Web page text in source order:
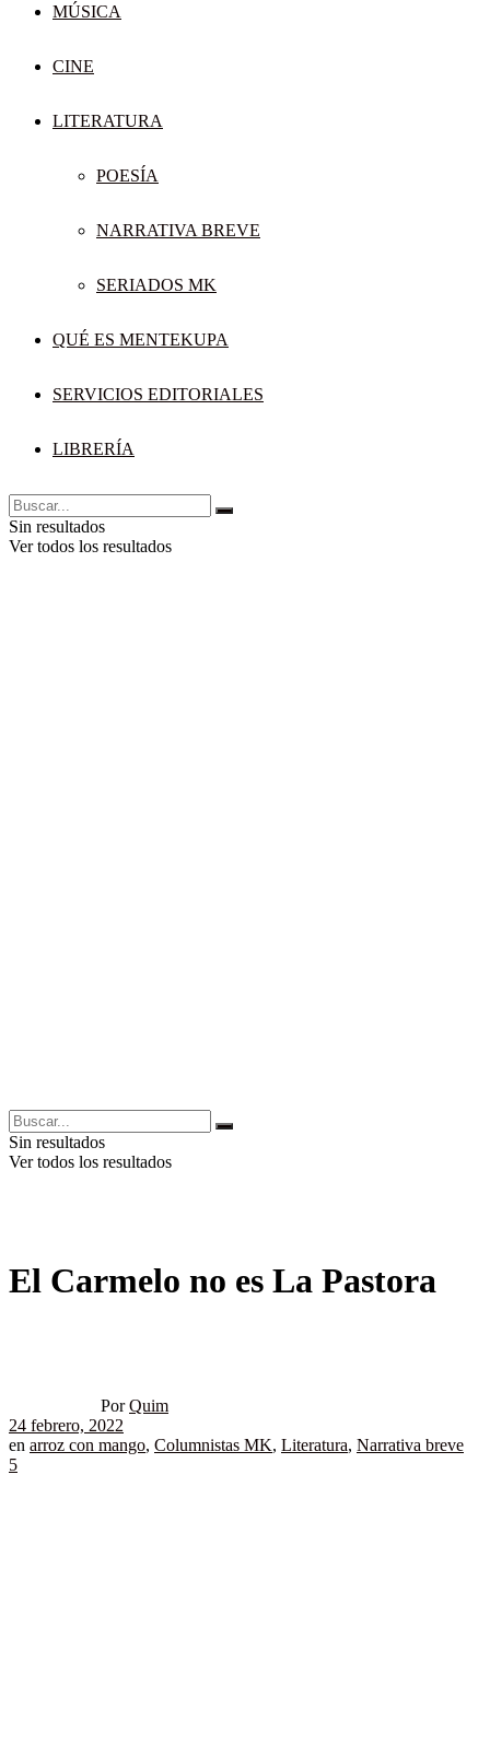
MÚSICA
CINE
LITERATURA
POESÍA
NARRATIVA BREVE
SERIADOS MK
QUÉ ES MENTEKUPA
SERVICIOS EDITORIALES
LIBRERÍA
Sin resultados
Ver todos los resultados
Sin resultados
Ver todos los resultados
El Carmelo no es La Pastora
Por Quim
24 febrero, 2022
en arroz con mango, Columnistas MK, Literatura, Narrativa breve
5